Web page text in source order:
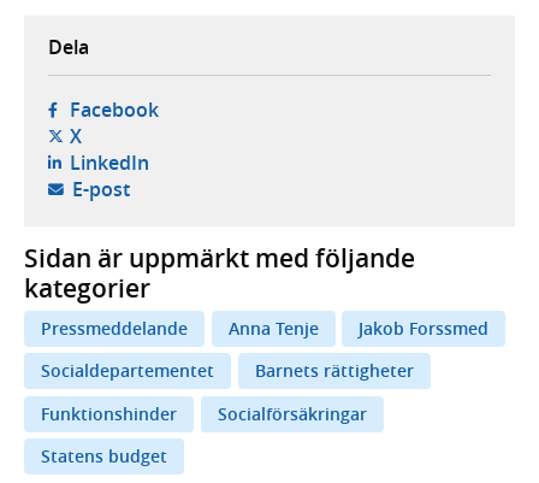
Dela
Facebook- öppnas i ny flik, extern webbplats,
X- öppnas i ny flik, extern webbplats,
LinkedIn- öppnas i ny flik, extern webbplats,
E-post- öppnar din e-postklient,
Sidan är uppmärkt med följande
kategorier
Pressmeddelande Anna Tenje
Jakob Forssmed
Socialdepartementet
Barnets rättigheter
Funktionshinder
Socialförsäkringar
Statens budget